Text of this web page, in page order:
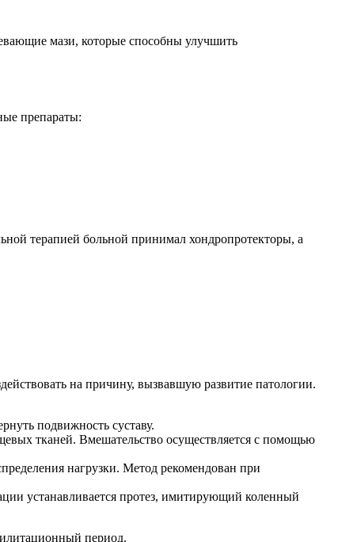
мази, которые способны улучшить
препараты:
терапией больной принимал хондропротекторы, а
на причину, вызвавшую развитие патологии.
подвижность суставу.
тканей. Вмешательство осуществляется с помощью
нагрузки. Метод рекомендован при
устанавливается протез, имитирующий коленный
период.